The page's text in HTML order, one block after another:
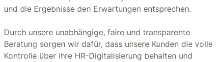
und die Ergebnisse den Erwartungen entsprechen.
Durch unsere unabhängige, faire und transparente
Beratung sorgen wir dafür, dass unsere Kunden die volle
Kontrolle über ihre HR-Digitalisierung behalten und